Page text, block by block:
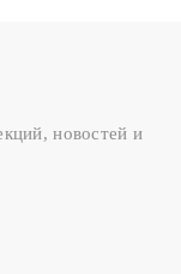
новостей и